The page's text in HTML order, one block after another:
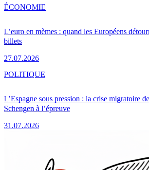
L’euro en mèmes : quand les Européens
billets
27.07.2026
ÉCONOMIE
L’Espagne sous pression : la crise migratoire
Schengen à l’épreuve
31.07.2026
POLITIQUE